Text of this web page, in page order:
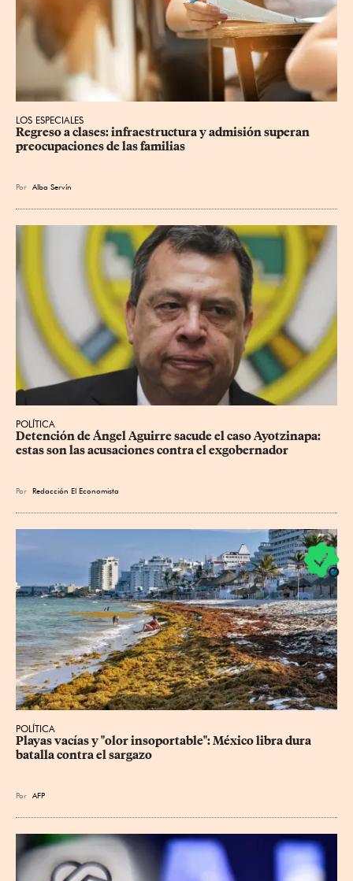
LOS ESPECIALES
Regreso a clases: infraestructura y admisión superan
preocupaciones de las familias
Por Alba Servín
POLÍTICA
Detención de Ángel Aguirre sacude el caso Ayotzinapa:
estas son las acusaciones contra el exgobernador
Por Redacción El Economista
POLÍTICA
Playas vacías y "olor insoportable": México libra dura
batalla contra el sargazo
Por AFP